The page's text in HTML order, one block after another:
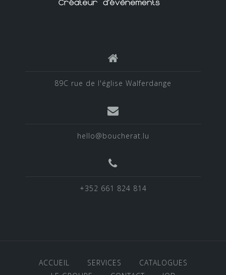
89C rue de l'église Walferdange
hello@boucherat.lu
+352 661 824 814
ACCUEIL SERVICES
CATALOGUES